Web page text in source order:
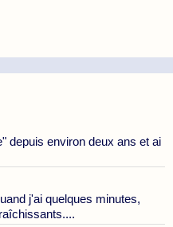
depuis environ deux ans et ai
j'ai quelques minutes,